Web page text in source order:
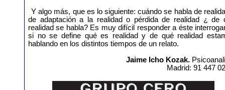
Y algo más, que es lo siguiente: cuándo se habla de
de adaptación a la realidad o pérdida de realidad ¿ de
realidad se habla? Es muy difícil responder a éste
si no se define qué es realidad y de qué realidad
hablando en los distintos tiempos de un relato.
Jaime Icho Kozak.
Madrid: 91 447